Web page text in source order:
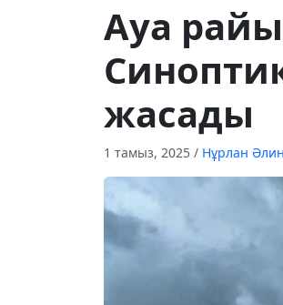
Ауа
жасады
1 тамыз, 2025 / Нұрлан